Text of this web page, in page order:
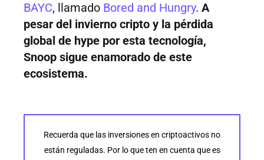
BAYC, llamado Bored and Hungry. A
pesar del invierno cripto y la pérdida
global de hype por esta tecnología,
Snoop sigue enamorado de este
ecosistema.
Recuerda que las inversiones en criptoactivos no
están reguladas. Por lo que ten en cuenta que es